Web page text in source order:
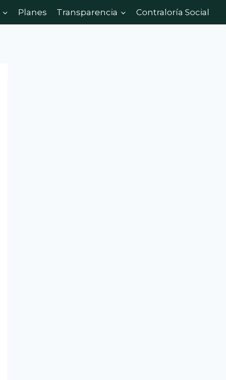
Planes Transparencia Contraloría Social